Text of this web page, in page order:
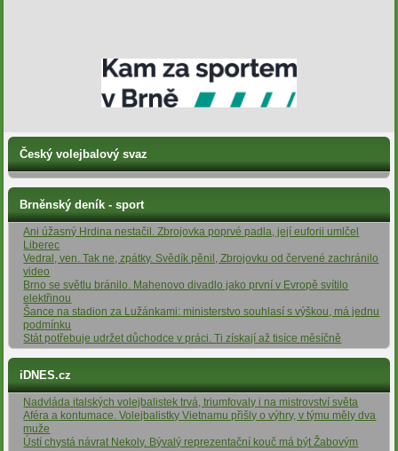
Český volejbalový svaz
Brněnský deník - sport
Ani úžasný Hrdina nestačil. Zbrojovka poprvé padla, její euforii umlčel
Liberec
Vedral, ven. Tak ne, zpátky. Svědík pěnil, Zbrojovku od červené zachránilo
video
Brno se světlu bránilo. Mahenovo divadlo jako první v Evropě svítilo
elektřinou
Šance na stadion za Lužánkami: ministerstvo souhlasí s výškou, má jednu
podmínku
Stát potřebuje udržet důchodce v práci. Ti získají až tisíce měsíčně
iDNES.cz
Nadvláda italských volejbalistek trvá, triumfovaly i na mistrovství světa
Aféra a kontumace. Volejbalistky Vietnamu přišly o výhry, v týmu měly dva
muže
Ústí chystá návrat Nekoly. Bývalý reprezentační kouč má být Žabovým